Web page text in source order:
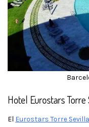
Hotel Eurostars
El Eurostars Torre Sevilla